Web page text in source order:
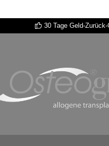
30 Tage Geld-